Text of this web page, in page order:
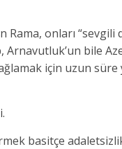
onları “sevgili
bile
için uzun
basitçe